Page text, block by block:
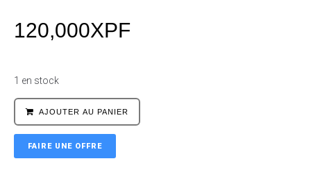
120,000XPF
1 en stock
AJOUTER AU PANIER
FAIRE UNE OFFRE